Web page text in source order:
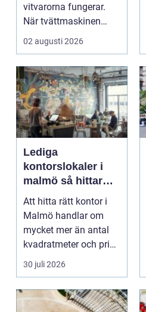
vitvarorna fungerar.
När tvättmaskinen
stannar, diskm...
02 augusti 2026
Lediga
kontorslokaler i
malmö så hittar
företag rätt läge
och rätt lokal
Att hitta rätt kontor i
Malmö handlar om
mycket mer än antal
kvadratmeter och pris
per månad. Företa...
30 juli 2026